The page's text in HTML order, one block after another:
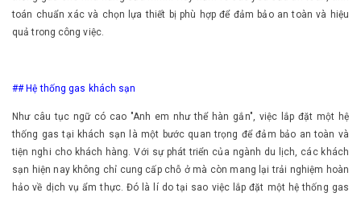
toán chuẩn xác và chọn lựa thiết bị phù hợp để đảm bảo an toàn và hiệu
quả trong công việc.
## Hệ thống gas khách sạn
Như câu tục ngữ có cao "Anh em như thể hàn gắn", việc lắp đặt một hệ
thống gas tại khách sạn là một bước quan trọng để đảm bảo an toàn và
tiện nghi cho khách hàng. Với sự phát triển của ngành du lịch, các khách
sạn hiện nay không chỉ cung cấp chỗ ở mà còn mang lại trải nghiệm hoàn
hảo về dịch vụ ẩm thực. Đó là lí do tại sao việc lắp đặt một hệ thống gas